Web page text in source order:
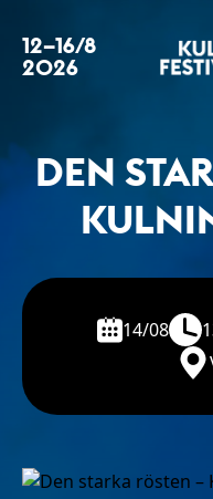
12–16/8
2026
DEN
14/08